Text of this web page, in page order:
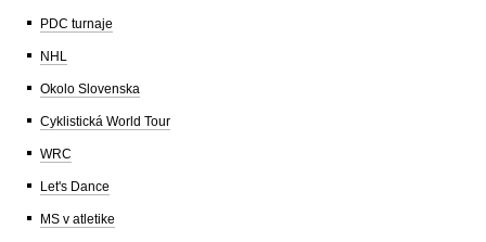
PDC turnaje
NHL
Okolo Slovenska
Cyklistická World Tour
WRC
Let's Dance
MS v atletike